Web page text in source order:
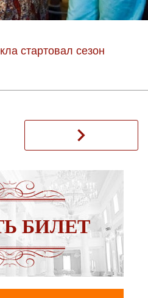
стартовал сезон
navigate_next
БИЛЕТ